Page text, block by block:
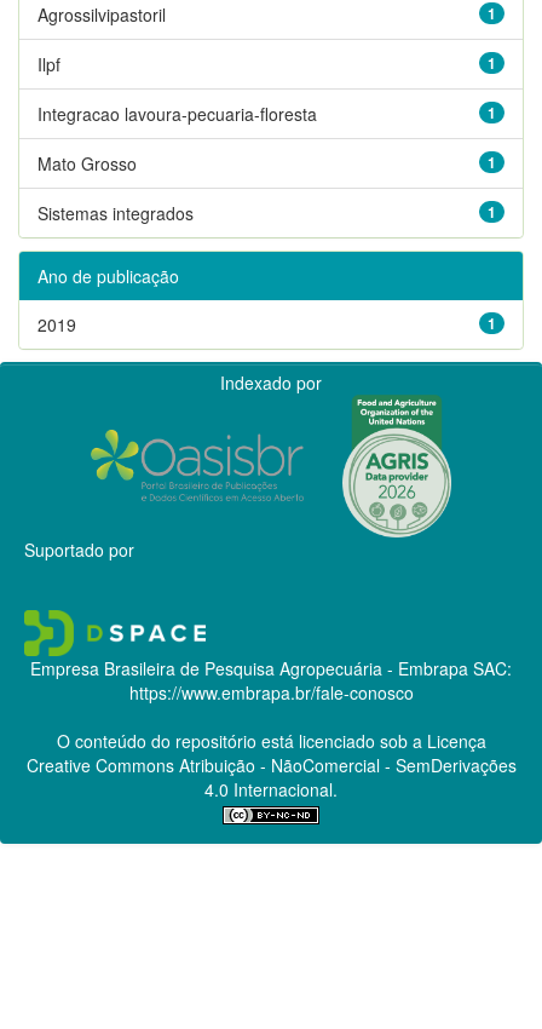
1
Agrossilvipastoril
1
Ilpf
1
Integracao lavoura-pecuaria-floresta
1
Mato Grosso
1
Sistemas integrados
Ano de publicação
1
2019
Indexado por
Suportado por
Empresa Brasileira de Pesquisa Agropecuária - Embrapa SAC:
https://www.embrapa.br/fale-conosco
O conteúdo do repositório está licenciado sob a Licença
Creative CommonsAtribuição - NãoComercial - SemDerivações
4.0 Internacional.